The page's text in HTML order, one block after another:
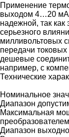
Применение
выходом 4…20 мА
надежной, так
серьезного
милливольтовых
передачи
дешевые
например, с
Технические
Номинальное
Диапазон
Максимальная
преобразователем
Диапазон